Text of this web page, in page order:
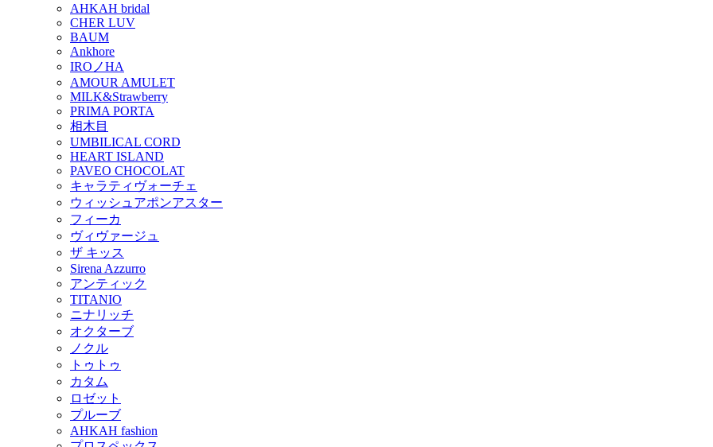
AHKAH bridal
CHER LUV
BAUM
Ankhore
IROノHA
AMOUR AMULET
MILK&Strawberry
PRIMA PORTA
相木目
UMBILICAL CORD
HEART ISLAND
PAVEO CHOCOLAT
キャラティヴォーチェ
ウィッシュアポンアスター
フィーカ
ヴィヴァージュ
ザ キッス
Sirena Azzurro
アンティック
TITANIO
ニナリッチ
オクターブ
ノクル
トゥトゥ
カタム
ロゼット
プルーブ
AHKAH fashion